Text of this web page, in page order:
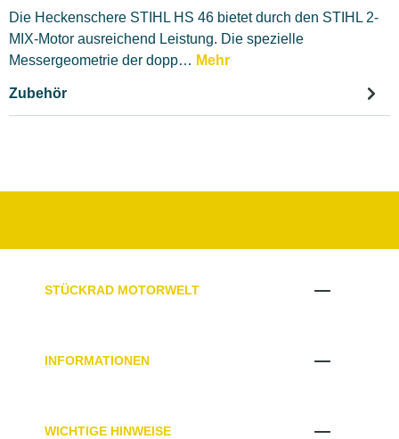
Die Heckenschere STIHL HS 46 bietet durch den STIHL 2-
MIX-Motor ausreichend Leistung. Die spezielle
Messergeometrie der dopp… Mehr
Zubehör
STÜCKRAD MOTORWELT
INFORMATIONEN
WICHTIGE HINWEISE